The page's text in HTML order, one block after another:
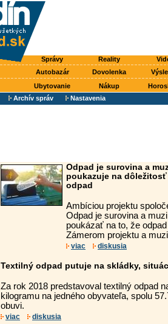
Správy Reality
Autobazár Dovolenka
Ubytovanie Nákup
Archív správ Nastavenia
Odpad je surovina a
poukazuje na
odpad
Ambíciou projektu
Odpad je surovina a
poukázať na to, že
Zámerom projektu a
viac diskusia
Textilný odpad putuje na skládky,
Za rok 2018 predstavoval textilný odpad
kilogramu na jedného obyvateľa, spolu
obuvi.
viac diskusia